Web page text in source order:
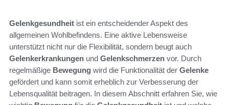
Gelenkgesundheit ist ein entscheidender Aspekt des
allgemeinen Wohlbefindens. Eine aktive Lebensweise
unterstützt nicht nur die Flexibilität, sondern beugt auch
Gelenkerkrankungen und Gelenkschmerzen vor. Durch
regelmäßige Bewegung wird die Funktionalität der Gelenke
gefördert und kann somit erheblich zur Verbesserung der
Lebensqualität beitragen. In diesem Abschnitt erfahren Sie, wie